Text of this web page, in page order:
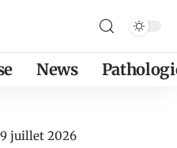
News
9 juillet 2026